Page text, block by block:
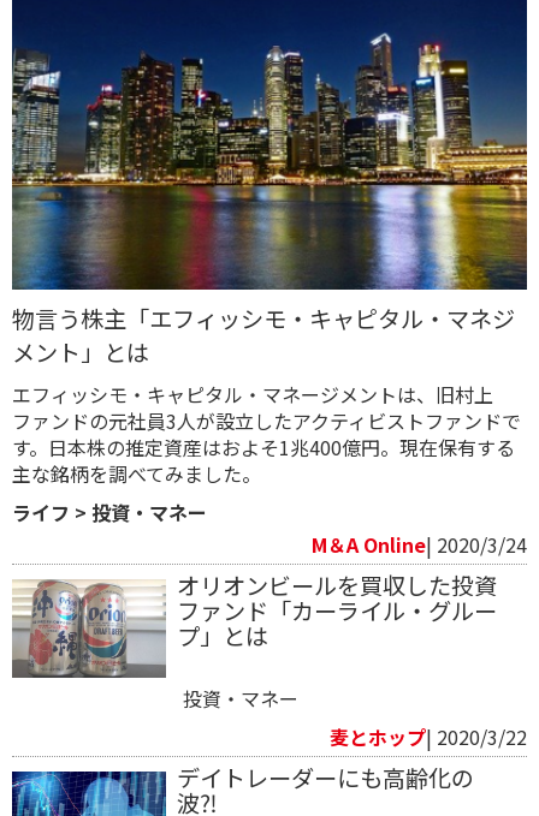
物言う株主「エフィッシモ・キャピタル・マネジ
メント」とは
エフィッシモ・キャピタル・マネージメントは、旧村上
ファンドの元社員3人が設立したアクティビストファンドで
す。日本株の推定資産はおよそ1兆400億円。現在保有する
主な銘柄を調べてみました。
ライフ > 投資・マネー
M＆A Online| 2020/3/24
オリオンビールを買収した投資
ファンド「カーライル・グルー
プ」とは
投資・マネー
麦とホップ| 2020/3/22
デイトレーダーにも高齢化の
波⁈